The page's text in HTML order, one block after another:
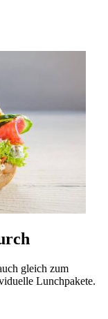
gleich zum
Lunchpakete.